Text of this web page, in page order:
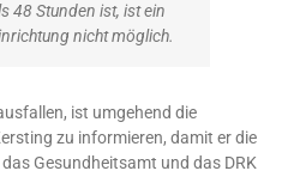
48 Stunden ist, ist ein
nicht möglich.
ist umgehend die
zu informieren, damit er die
Gesundheitsamt und das DRK